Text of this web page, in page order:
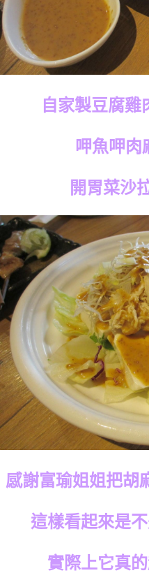
自家製豆腐雞
呷魚呷肉
開胃菜沙
感謝富瑜姐姐把胡
這樣看起來是
實際上它真